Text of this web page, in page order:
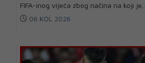
FIFA-inog vijeća zbog načina na koji je...
06 KOL 2026